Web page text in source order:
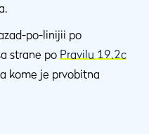
po-linijii po
strane po Pravilu 19.2c
kome je prvobitna